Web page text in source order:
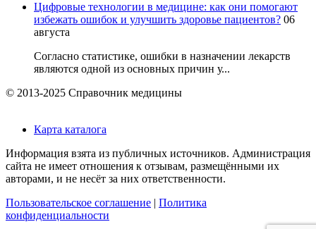
Цифровые технологии в медицине: как они помогают
избежать ошибок и улучшить здоровье пациентов? 06
августа
Согласно статистике, ошибки в назначении лекарств
являются одной из основных причин у...
© 2013-2025 Справочник медицины
Карта каталога
Информация взята из публичных источников. Администрация
сайта не имеет отношения к отзывам, размещёнными их
авторами, и не несёт за них ответственности.
Пользовательское соглашение | Политика
конфиденциальности